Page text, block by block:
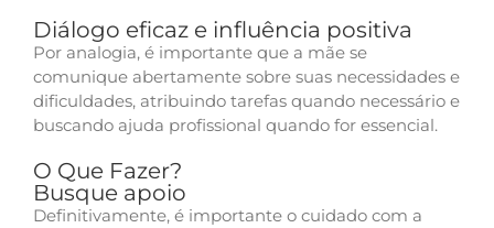
Diálogo eficaz e influência positiva
Por analogia, é importante que a mãe se
comunique abertamente sobre suas necessidades e
dificuldades, atribuindo tarefas quando necessário e
buscando ajuda profissional quando for essencial.
O Que Fazer?
Busque apoio
Definitivamente, é importante o cuidado com a